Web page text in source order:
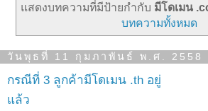
แสดงบทความที่มีป้ายกำกับ มีโดเมน
บทความทั้งหมด
วันพุธที่ 11 กุมภาพันธ์ พ.ศ. 2558
กรณีที่ 3 ลูกค้ามีโดเมน .th อยู่
แล้ว